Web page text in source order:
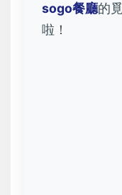
sogo餐廳的
啦！